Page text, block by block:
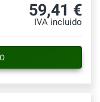
59,41 €
IVA incluido